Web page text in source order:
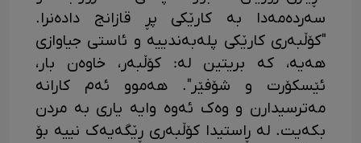
سەردەمەدا بە کارێکی پڕ قازانج دادەنرا.
"کۆڵبەری کارێکی پلەبەندییە و ئاستی جیاوازی
هەیە، کە بریتین لە: کۆڵبەر، خاوەن بار،
ئێسکۆرت و شۆفێر". هەموو ئەم کارانە
مەترسیدارن و وەک ئەوە وایە یاری بە مردن
بکەیت. لە ڕاستیدا کۆڵبەری ڕێگەیەک نییە بۆ